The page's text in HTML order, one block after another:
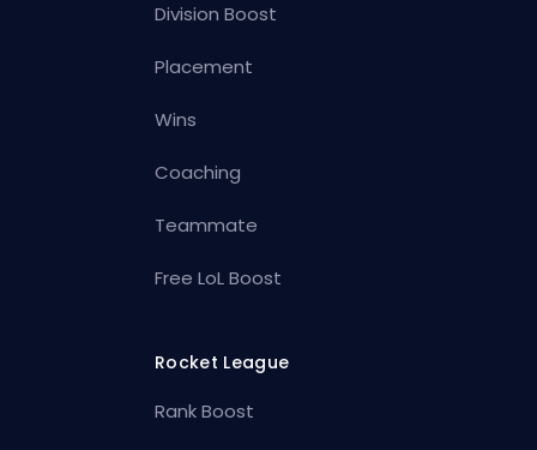
Division Boost
Placement
Wins
Coaching
Teammate
Free LoL Boost
Rocket League
Rank Boost